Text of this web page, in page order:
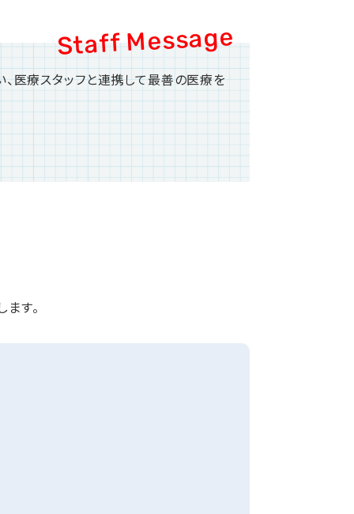
医療スタッフと連携して最善の医療を
す。